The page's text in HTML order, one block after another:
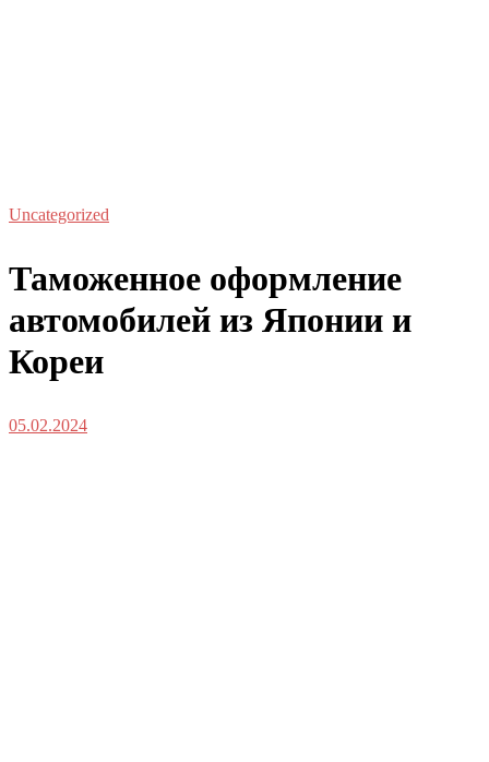
Uncategorized
Таможенное оформление
автомобилей из Японии и
Кореи
05.02.2024